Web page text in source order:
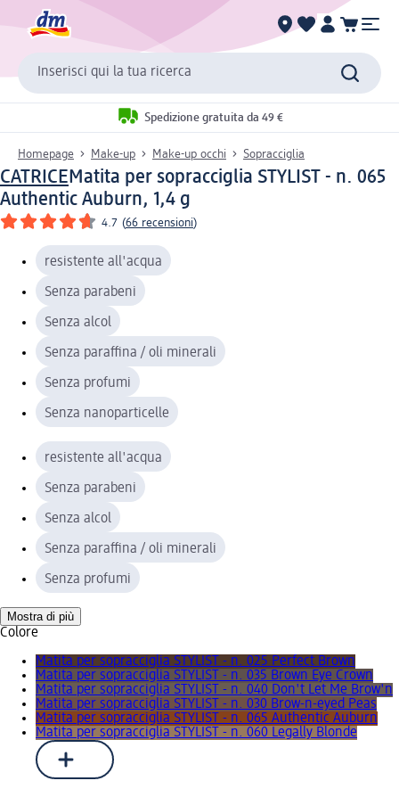
Inserisci qui la tua ricerca
Spedizione gratuita da 49 €
Homepage Make-up Make-up occhi Sopracciglia
CATRICEMatita per sopracciglia STYLIST - n. 065
Authentic Auburn, 1,4 g
4.7 (66 recensioni)
resistente all'acqua
Senza parabeni
Senza alcol
Senza paraffina / oli minerali
Senza profumi
Senza nanoparticelle
resistente all'acqua
Senza parabeni
Senza alcol
Senza paraffina / oli minerali
Senza profumi
Mostra di più
Colore
Matita per sopracciglia STYLIST - n. 025 Perfect Brown
Matita per sopracciglia STYLIST - n. 035 Brown Eye Crown
Matita per sopracciglia STYLIST - n. 040 Don't Let Me Brow'n
Matita per sopracciglia STYLIST - n. 030 Brow-n-eyed Peas
Matita per sopracciglia STYLIST - n. 065 Authentic Auburn
Matita per sopracciglia STYLIST - n. 060 Legally Blonde